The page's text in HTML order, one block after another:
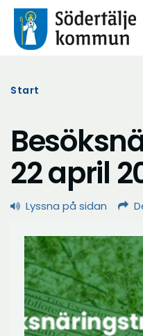
Start
22 april
Lyssna på sidan